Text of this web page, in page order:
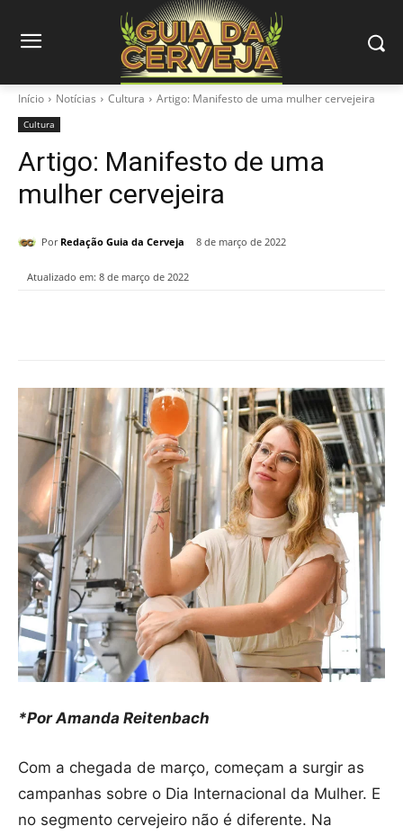
Início Notícias Cultura Artigo: Manifesto de uma mulher cervejeira
Cultura
Artigo: Manifesto de uma
mulher cervejeira
Por Redação Guia da Cerveja 8 de março de 2022
Atualizado em: 8 de março de 2022
*Por Amanda Reitenbach
Com a chegada de março, começam a surgir as
campanhas sobre o Dia Internacional da Mulher. E
no segmento cervejeiro não é diferente. Na